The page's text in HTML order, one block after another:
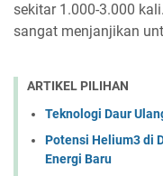
sekitar 1.000-3.000
sangat menjanjikan
ARTIKEL PILIHAN
Teknologi Daur
Potensi Helium3 di
Energi Baru